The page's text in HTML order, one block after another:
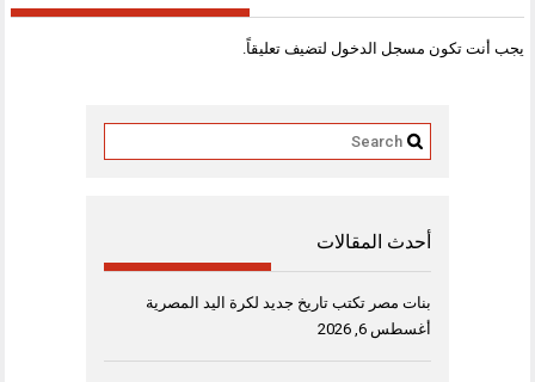
يجب أنت تكون مسجل الدخول لتضيف تعليقاً.
أحدث المقالات
بنات مصر تكتب تاريخ جديد لكرة اليد المصرية
أغسطس 6, 2026